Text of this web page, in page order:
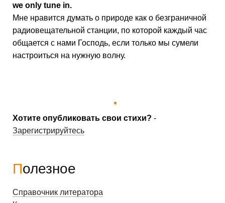
Хотите опубликовать свои стихи? -
Зарегистрируйтесь
we only tune in.
Мне нравится думать о природе как о безграничной
радиовещательной станции, по которой каждый час
общается с нами Господь, если только мы сумели
настроиться на нужную волну.
Полезное
Справочник литератора